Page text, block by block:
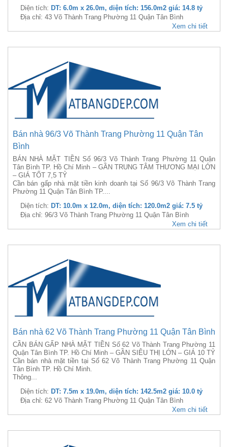
Diện tích: DT: 6.0m x 26.0m, diện tích: 156.0m2 giá: 14.8 tỷ
Địa chỉ: 43 Võ Thành Trang Phường 11 Quận Tân Bình
Xem chi tiết
Bán nhà 96/3 Võ Thành Trang Phường 11 Quận Tân
Bình
BÁN NHÀ MẶT TIỀN Số 96/3 Võ Thành Trang Phường 11 Quận
Tân Bình TP. Hồ Chí Minh – GẦN TRUNG TÂM THƯƠNG MẠI LỚN
– GIÁ TỐT 7,5 TỶ
Cần bán gấp nhà mặt tiền kinh doanh tại Số 96/3 Võ Thành Trang
Phường 11 Quận Tân Bình TP....
Diện tích: DT: 10.0m x 12.0m, diện tích: 120.0m2 giá: 7.5 tỷ
Địa chỉ: 96/3 Võ Thành Trang Phường 11 Quận Tân Bình
Xem chi tiết
Bán nhà 62 Võ Thành Trang Phường 11 Quận Tân Bình
CẦN BÁN GẤP NHÀ MẶT TIỀN Số 62 Võ Thành Trang Phường 11
Quận Tân Bình TP. Hồ Chí Minh – GẦN SIÊU THỊ LỚN – GIÁ 10 TỶ
Cần bán nhà mặt tiền tại Số 62 Võ Thành Trang Phường 11 Quận
Tân Bình TP. Hồ Chí Minh.
Thông...
Diện tích: DT: 7.5m x 19.0m, diện tích: 142.5m2 giá: 10.0 tỷ
Địa chỉ: 62 Võ Thành Trang Phường 11 Quận Tân Bình
Xem chi tiết